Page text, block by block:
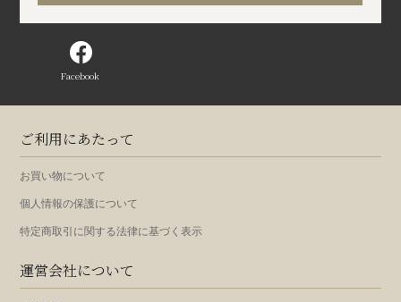
Facebook
ご利用にあたって
お買い物について
個人情報の保護について
特定商取引に関する法律に基づく表示
運営会社について